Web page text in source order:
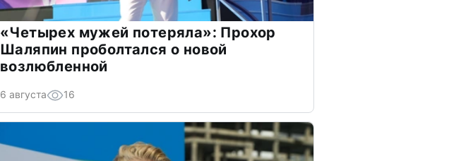
«Четырех мужей потеряла»: Прохор
Шаляпин проболтался о новой
возлюбленной
6 августа 16